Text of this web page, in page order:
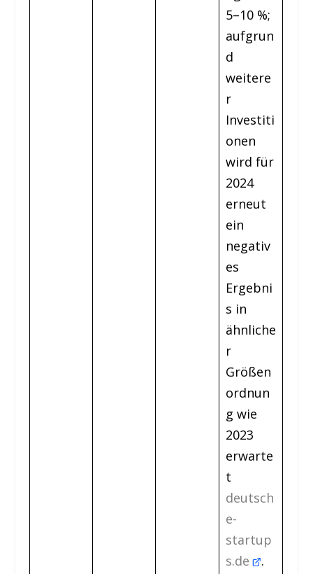
5–10 %;
aufgrun
d
weitere
r
Investiti
onen
wird für
2024
erneut
ein
negativ
es
Ergebni
s in
ähnliche
r
Größen
ordnun
g wie
2023
erwarte
t
deutsch
e-
startup
s.de .